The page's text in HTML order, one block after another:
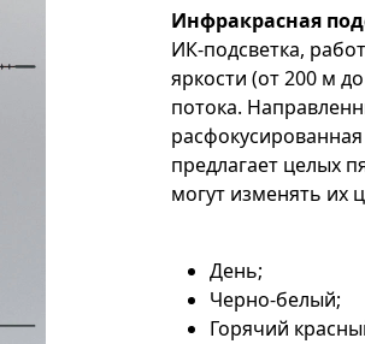
Инфракрасная
ИК-подсветка,
яркости (от 200 м
потока.
предлагает целых
могут изменять их
День;
Черно-белый;
Горячий